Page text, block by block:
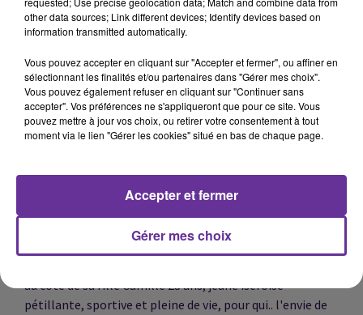
Radio Orient
SAWA
Handicap:«Chromosome Surprise soutien à Camille&Co
» est une association qui a pour mission de promouvoir
l'inclusion des personnes porteuses d'une particularité
dans notre société que ce soit sur le plan social, scolaire,
À l'occasion de la Journée nationale de la trisomie 21,
Sandrine FRISON Presidente de l’association «
Chromosome Surprise soutien à Camille&Co », était
au côté de sa fille Camille 23 ans, jeune iséroise
pétillante, sportive et pleine de vie, pour qui.. l'envie de
other data sources; Link different devices; Identify devices based on
information transmitted automatically.
Vous pouvez accepter en cliquant sur "Accepter et fermer", ou affiner en
sélectionnant les finalités et/ou partenaires dans "Gérer mes choix".
Vous pouvez également refuser en cliquant sur "Continuer sans
accepter". Vos préférences ne s'appliqueront que pour ce site. Vous
pouvez mettre à jour vos choix, ou retirer votre consentement à tout
moment via le lien "Gérer les cookies" situé en bas de chaque page.
Gérer mes choix
Accepter et fermer